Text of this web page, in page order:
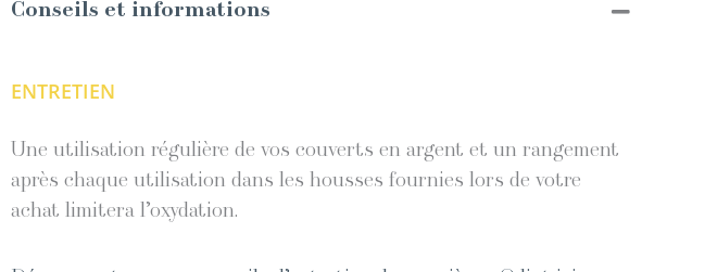
Conseils et informations
ENTRETIEN
Une utilisation régulière de vos couverts en argent et un rangement
après chaque utilisation dans les housses fournies lors de votre
achat limitera l’oxydation.